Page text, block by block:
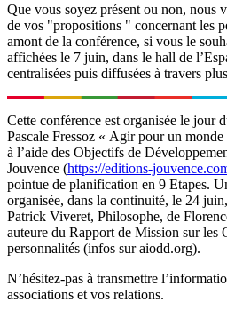
Que vous soyez présent ou non, nous
de vos "propositions " concernant les
amont de la conférence, si vous le
affichées le 7 juin, dans le hall de
centralisées puis diffusées à travers
Cette conférence est organisée le jour
Pascale Fressoz « Agir pour un
à l’aide des Objectifs de
Jouvence (https://editions-
pointue de planification en 9 Etapes.
organisée, dans la continuité, le 24
Patrick Viveret, Philosophe, de
auteure du Rapport de Mission sur les
personnalités (infos sur aiodd.org).
N’hésitez-pas à transmettre
associations et vos relations.